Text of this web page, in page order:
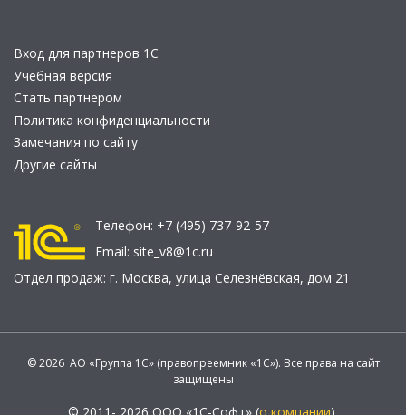
Вход для партнеров 1С
Учебная версия
Стать партнером
Политика конфиденциальности
Замечания по сайту
Другие сайты
Телефон: +7 (495) 737-92-57
Email: site_v8@1c.ru
Отдел продаж: г. Москва, улица Селезнёвская, дом 21
© 2026 АО «Группа 1С» (правопреемник «1С»). Все права на сайт
защищены